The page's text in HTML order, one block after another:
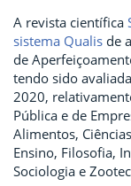
A revista científica
sistema Qualis de
de
tendo sido
2020,
Pública e de
Alimentos,
Ensino, Filosofia,
Sociologia e